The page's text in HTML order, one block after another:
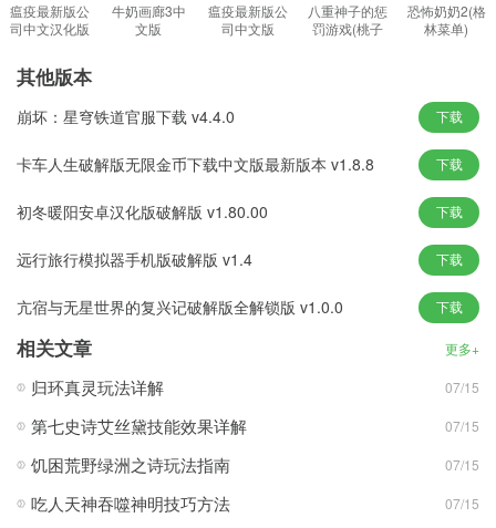
和生存规则，以便更好地适应游戏。
些基本操作可以帮助你更顺利地玩游戏。
理解游戏界面：游戏界面中有许多重要信息，如生命值、资源数
了解这些信息的含义和作用，可以帮助你更好地掌握游戏的进度和
状态。建造避难所：在游戏中，
你可以使用游戏中的建筑系统来选择一个合适的位置来建造一个庇
护所，并保护它免受感染者的攻击。
完成任务以获得奖励：游戏中有许多任务需要完成。完成这些任务
可以为你赢得丰厚的奖励
了解游戏背景
未感染者2联机版中文版免费下载特点
瘟疫最新版公
司中文汉化版
牛奶画廊3中
文版
瘟疫最新版公
司中文版
八重神子的惩
罚游戏(桃子
恐怖奶奶2(格
林菜单)
其他版本
崩坏：星穹铁道官服下载 v4.4.0 下载
卡车人生破解版无限金币下载中文版最新版本 v1.8.8 下载
初冬暖阳安卓汉化版破解版 v1.80.00 下载
远行旅行模拟器手机版破解版 v1.4 下载
亢宿与无星世界的复兴记破解版全解锁版 v1.0.0 下载
相关文章 更多+
归环真灵玩法详解 07/15
第七史诗艾丝黛技能效果详解 07/15
饥困荒野绿洲之诗玩法指南 07/15
吃人天神吞噬神明技巧方法 07/15